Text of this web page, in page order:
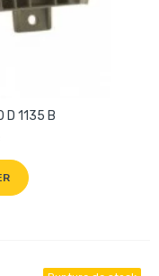
1135 B